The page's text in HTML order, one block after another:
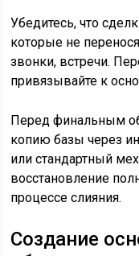
Убедитесь, что
которые не
звонки, встречи.
привязывайте к
Перед финальным
копию базы через
или стандартный
восстановление
процессе слияния.
Создание